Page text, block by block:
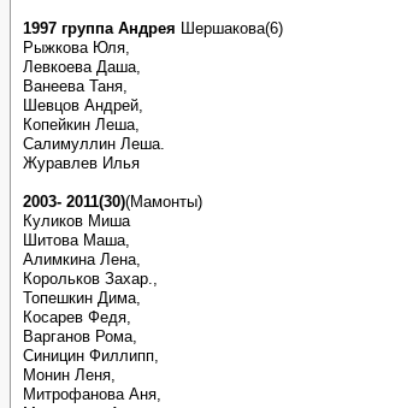
1997 группа Андрея Шершакова(6)
Рыжкова Юля,
Левкоева Даша,
Ванеева Таня,
Шевцов Андрей,
Копейкин Леша,
Салимуллин Леша.
Журавлев Илья
2003- 2011(30)(Мамонты)
Куликов Миша
Шитова Маша,
Алимкина Лена,
Корольков Захар.,
Топешкин Дима,
Косарев Федя,
Варганов Рома,
Синицин Филлипп,
Монин Леня,
Митрофанова Аня,